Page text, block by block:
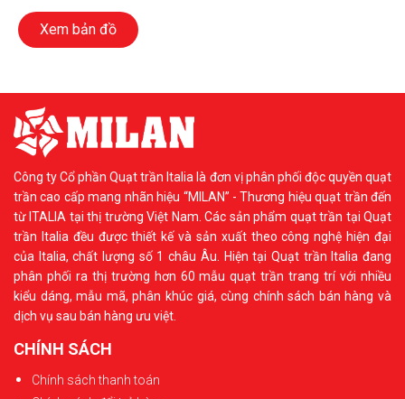
Xem bản đồ
Công ty Cổ phần Quạt trần Italia là đơn vị phân phối độc quyền quạt
trần cao cấp mang nhãn hiệu “MILAN” - Thương hiệu quạt trần đến
từ ITALIA tại thị trường Việt Nam. Các sản phẩm quạt trần tại Quạt
trần Italia đều được thiết kế và sản xuất theo công nghệ hiện đại
của Italia, chất lượng số 1 châu Âu. Hiện tại Quạt trần Italia đang
phân phối ra thị trường hơn 60 mẫu quạt trần trang trí với nhiều
kiểu dáng, mẫu mã, phân khúc giá, cùng chính sách bán hàng và
dịch vụ sau bán hàng ưu việt.
CHÍNH SÁCH
Chính sách thanh toán